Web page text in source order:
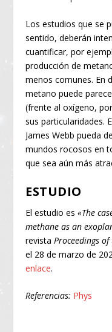
Los estudios que se
sentido, deberán
cuantificar, por
producción de
menos comunes. En
metano puede
(frente al oxígeno,
sus particularidades.
James Webb pueda
mundos rocosos en
que sea aún más
ESTUDIO
El estudio es«The
methane as an
revista Proceedings
el 28 de marzo de
enlace.
Referencias: Phys